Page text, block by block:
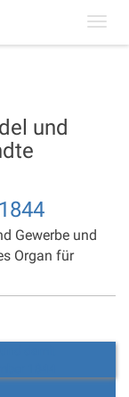
und
1844
Gewerbe und
Organ für